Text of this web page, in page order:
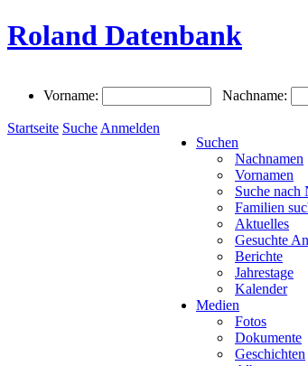
Roland Datenbank
Vorname: Nachname:
Startseite Suche Anmelden
Suchen
Nachnamen
Vornamen
Suche nach
Familien
Aktuelles
Gesuchte
Berichte
Jahrestage
Kalender
Medien
Fotos
Dokumente
Geschichten